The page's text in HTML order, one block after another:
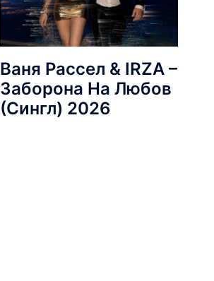
Ваня Рассел & IRZA –
Заборона На Любов
(Сингл) 2026